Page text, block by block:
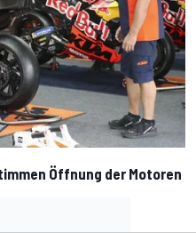
Öffnung der Motoren